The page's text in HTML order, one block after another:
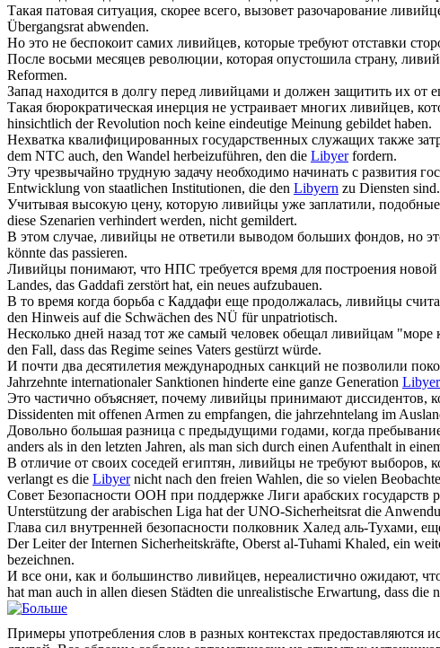
Такая патовая ситуация, скорее всего, вызовет разочарование
Übergangsrat abwenden.
Но это не беспокоит самих ливийцев, которые требуют отставки
После восьми месяцев революции, которая опустошила страну,
Reformen.
Запад находится в долгу перед ливийцами и должен защитить их от
Такая бюрократическая инерция не устраивает многих ливийцев,
hinsichtlich der Revolution noch keine eindeutige Meinung gebildet haben.
Нехватка квалифицированных государственных служащих также
dem NTC auch, den Wandel herbeizuführen, den die Libyerfordern.
Эту чрезвычайно трудную задачу необходимо начинать с развития
Entwicklung von staatlichen Institutionen, die den Libyern zu Diensten sind.
Учитывая высокую цену, которую ливийцы уже заплатили,
diese Szenarien verhindert werden, nicht gemildert.
В этом случае, ливийцы не ответили выводом больших фондов, но
könnte das passieren.
Ливийцы понимают, что НПС требуется время для построения
Landes, das Gaddafi zerstört hat, ein neues aufzubauen.
В то время когда борьба с Каддафи еще продолжалась, ливийцы
den Hinweis auf die Schwächen des NÜ für unpatriotisch.
Несколько дней назад тот же самый человек обещал ливийцам "море
den Fall, dass das Regime seines Vaters gestürzt würde.
И почти два десятилетия международных санкций не позволили
Jahrzehnte internationaler Sanktionen hinderte eine ganze Generation Libyer
Это частично объясняет, почему ливийцы принимают диссидентов,
Dissidenten mit offenen Armen zu empfangen, die jahrzehntelang im
Довольно большая разница с предыдущими годами, когда
anders als in den letzten Jahren, als man sich durch einen Aufenthalt in
В отличие от своих соседей египтян, ливийцы не требуют выборов,
verlangt es die Libyernicht nach den freien Wahlen, die so vielen
Совет Безопасности ООН при поддержке Лиги арабских государств
Unterstützung der arabischen Liga hat der UNO-Sicherheitsrat die
Глава сил внутренней безопасности полковник Халед аль-Тухами,
Der Leiter der Internen Sicherheitskräfte, Oberst al-Tuhami Khaled, ein
bezeichnen.
И все они, как и большинство ливийцев, нереалистично ожидают,
hat man auch in allen diesen Städten die unrealistische Erwartung, dass
Примеры употребления слов в разных контекстах предоставляются